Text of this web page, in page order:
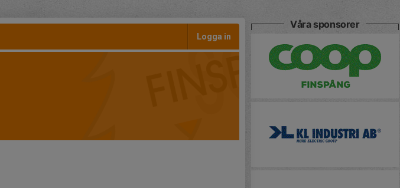
Logga in
Våra sponsorer